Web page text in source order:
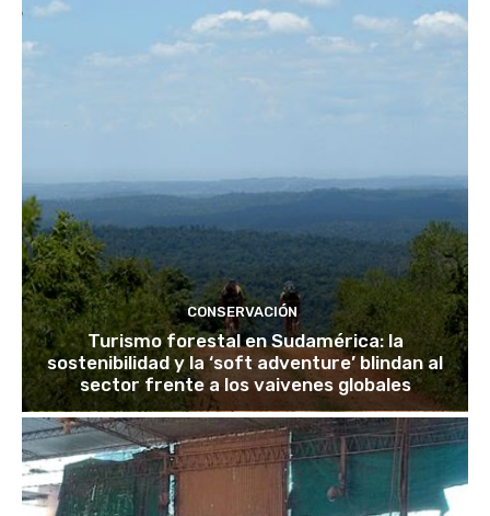
CONSERVACIÓN
Turismo forestal en Sudamérica: la
sostenibilidad y la ‘soft adventure’ blindan al
sector frente a los vaivenes globales